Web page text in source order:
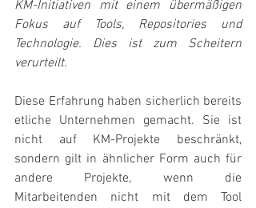
KM-Initiativen mit einem übermäßigen
Fokus auf Tools, Repositories und
Technologie. Dies ist zum Scheitern
verurteilt.
Diese Erfahrung haben sicherlich bereits
etliche Unternehmen gemacht. Sie ist
nicht auf KM-Projekte beschränkt,
sondern gilt in ähnlicher Form auch für
andere Projekte, wenn die
Mitarbeitenden nicht mit dem Tool